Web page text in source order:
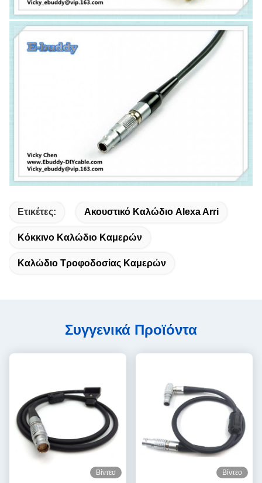
Ετικέτες: Ακουστικό Καλώδιο Alexa Arri
Κόκκινο Καλώδιο Καμερών
Καλώδιο Τροφοδοσίας Καμερών
Συγγενικά Προϊόντα
Βίντεο Βίντεο